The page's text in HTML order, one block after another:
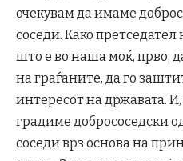
очекувам да имаме
соседи. Како претседател
што е во наша моќ, прво,
на граѓаните, да го
интересот на државата.
градиме добрососедски
соседи врз основа на